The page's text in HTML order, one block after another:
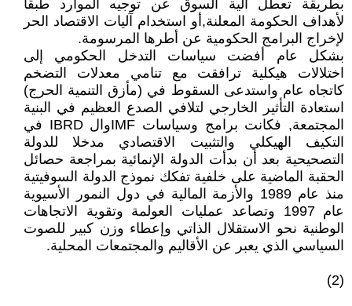
بطريقة تعطل آلية السوق عن توجيه الموارد طبقا
لأهداف الحكومة المعلنة,أو استخدام آليات الاقتصاد الحر
لإخراج البرامج الحكومية عن أطرها المرسومة.
بشكل عام أفضت سياسات التدخل الحكومي إلى
اختلالات هيكلية ترافقت مع تنامي معدلات التضخم
كاتجاه عام واستدعى السقوط في (مأزق التنمية الحرج)
استعادة التأثير الخارجي لتلافي الصدع العظيم في البنية
المجتمعة, فكانت برامج وسياسات IMFوال IBRD في
التكيف الهيكلي والتثبيت الاقتصادي مدخلا للدولة
التصحيحية بعد أن بدأت الدولة الإنمائية بمراجعة حصائل
الحقبة الماضية على خلفية تفكك نموذج الدولة السوفيتية
منذ عام 1989 والأزمة المالية في دول النمور الأسيوية
عام 1997 وتصاعد عمليات العولمة وتقوية الاتجاهات
الوطنية نحو الاستقلال الذاتي وإعطاء وزن كبير للصوت
السياسي الذي يعبر عن الأقاليم والمجتمعات المحلية.
(2)